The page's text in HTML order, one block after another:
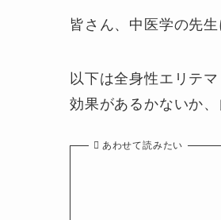
皆さん、中医学の先
以下は全身性エリテ
効果があるかないか
あわせて読みたい